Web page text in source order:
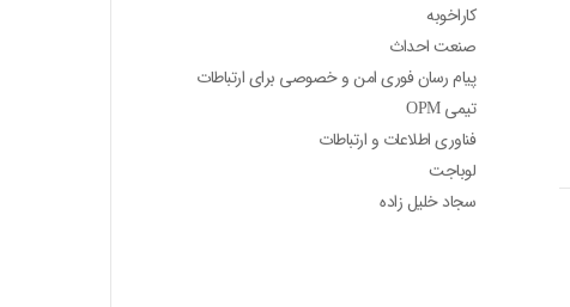
کاراخوبه
صنعت احداث
پیام رسان فوری امن و خصوصی برای ارتباطات
تیمی OPM
فناوری اطلاعات و ارتباطات
لوباجت
سجاد خلیل زاده